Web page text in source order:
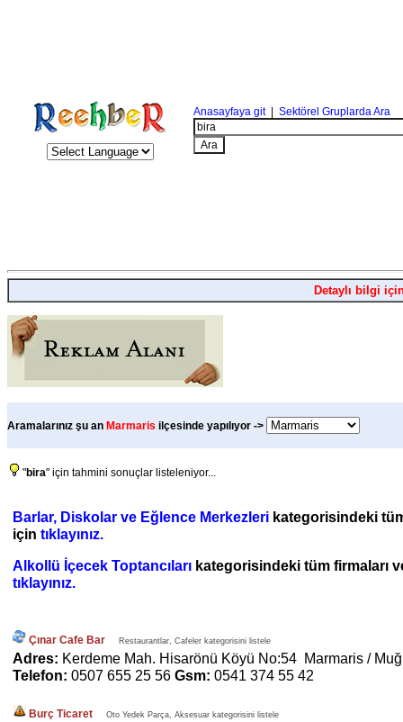
Anasayfaya git| Sektörel Gruplarda Ara
Detaylı bilgi
Aramalarınız şu an Marmaris ilçesinde yapılıyor ->
"bira" için tahmini sonuçlar listeleniyor...
Barlar, Diskolar ve Eğlence Merkezleri kategorisindeki
için tıklayınız.
Alkollü İçecek Toptancıları kategorisindeki tüm firmaları
tıklayınız.
Çınar Cafe Bar Restaurantlar, Cafeler kategorisini listele
Adres: Kerdeme Mah. Hisarönü Köyü No:54 Marmaris /
Telefon: 0507 655 25 56 Gsm: 0541 374 55 42
Burç Ticaret Oto Yedek Parça, Aksesuar kategorisini listele